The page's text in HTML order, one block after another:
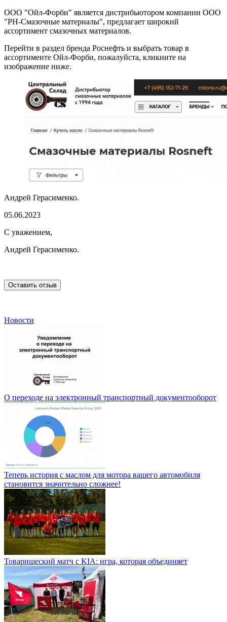
ООО "Ойл-Форби" является дистрибьютором компании ООО
"РН-Смазочные материалы", предлагает широкий
ассортимент смазочных материалов.
Перейти в раздел бренда Роснефть и выбрать товар в
ассортименте Ойл-Форби, пожалуйста, кликните на
изображение ниже.
Андрей Герасименко.
05.06.2023
С уважением,
Андрей Герасименко.
Оставить отзыв
Новости
О переходе на электронный транспортный документооборот
Теперь история с маслом для мотора вашего автомобиля
становится значительно сложнее!
Товарищеский матч с KIA: игра, которая объединяет